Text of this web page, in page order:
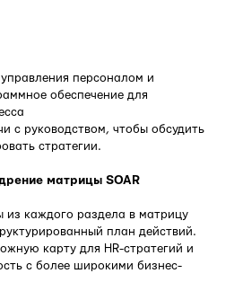
персоналом и
обеспечение для
с руководством, чтобы обсудить
стратегии.
матрицы SOAR
из каждого раздела в матрицу
план действий.
карту для HR-стратегий и
с более широкими бизнес-